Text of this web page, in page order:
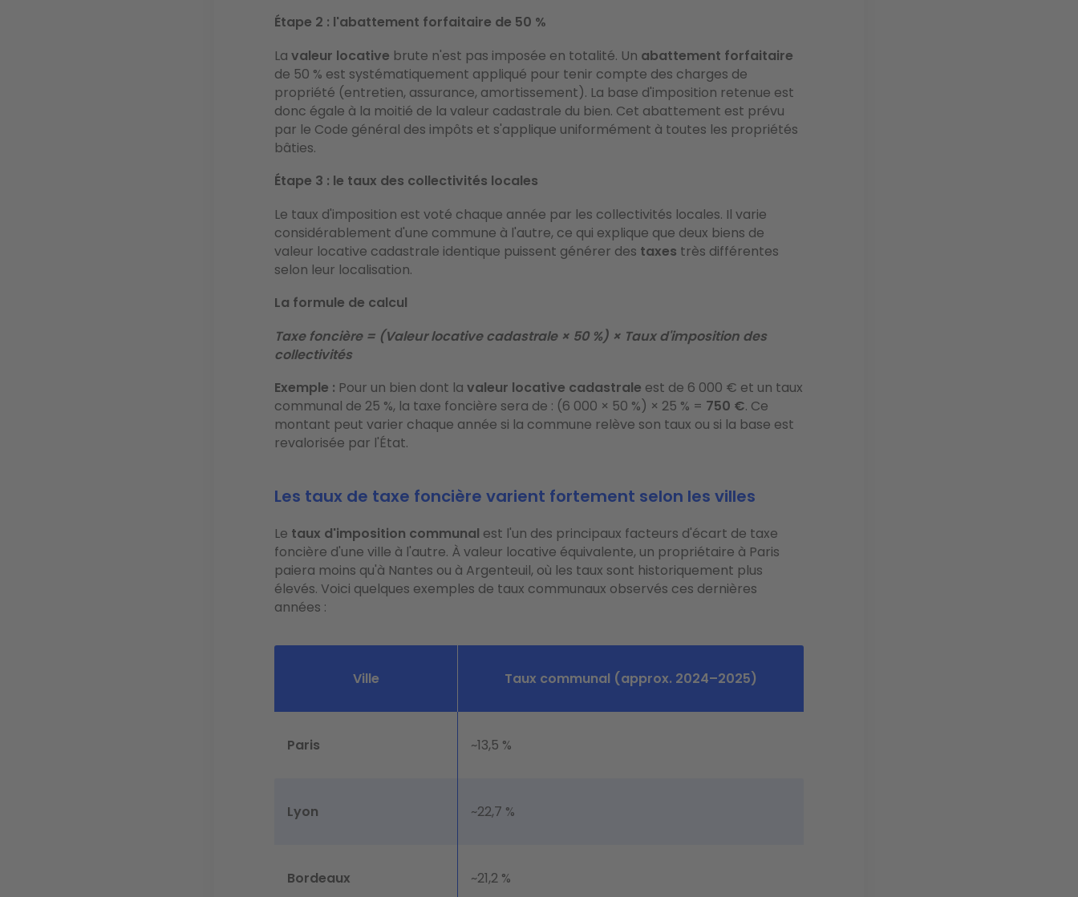
Étape 2 : l'abattement forfaitaire de 50 %
La valeur locative brute n'est pas imposée en totalité. Un abattement forfaitaire
de 50 % est systématiquement appliqué pour tenir compte des charges de
propriété (entretien, assurance, amortissement). La base d'imposition retenue est
donc égale à la moitié de la valeur cadastrale du bien. Cet abattement est prévu
par le Code général des impôts et s'applique uniformément à toutes les propriétés
bâties.
Étape 3 : le taux des collectivités locales
Le taux d'imposition est voté chaque année par les collectivités locales. Il varie
considérablement d'une commune à l'autre, ce qui explique que deux biens de
valeur locative cadastrale identique puissent générer des taxes très différentes
selon leur localisation.
La formule de calcul
Taxe foncière = (Valeur locative cadastrale × 50 %) × Taux d'imposition des
collectivités
Exemple : Pour un bien dont la valeur locative cadastrale est de 6 000 € et un taux
communal de 25 %, la taxe foncière sera de : (6 000 × 50 %) × 25 % = 750 €. Ce
montant peut varier chaque année si la commune relève son taux ou si la base est
revalorisée par l'État.
Les taux de taxe foncière varient fortement selon les villes
Le taux d'imposition communal est l'un des principaux facteurs d'écart de taxe
foncière d'une ville à l'autre. À valeur locative équivalente, un propriétaire à Paris
paiera moins qu'à Nantes ou à Argenteuil, où les taux sont historiquement plus
élevés. Voici quelques exemples de taux communaux observés ces dernières
années :
Ville Taux communal (approx. 2024–2025)
Paris ~13,5 %
Lyon ~22,7 %
Bordeaux ~21,2 %